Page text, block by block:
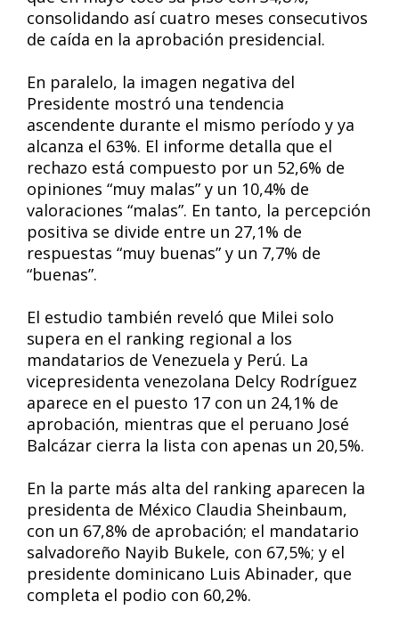
consolidando así cuatro meses consecutivos
de caída en la aprobación presidencial.
En paralelo, la imagen negativa del
Presidente mostró una tendencia
ascendente durante el mismo período y ya
alcanza el 63%. El informe detalla que el
rechazo está compuesto por un 52,6% de
opiniones “muy malas” y un 10,4% de
valoraciones “malas”. En tanto, la percepción
positiva se divide entre un 27,1% de
respuestas “muy buenas” y un 7,7% de
“buenas”.
El estudio también reveló que Milei solo
supera en el ranking regional a los
mandatarios de Venezuela y Perú. La
vicepresidenta venezolana Delcy Rodríguez
aparece en el puesto 17 con un 24,1% de
aprobación, mientras que el peruano José
Balcázar cierra la lista con apenas un 20,5%.
En la parte más alta del ranking aparecen la
presidenta de México Claudia Sheinbaum,
con un 67,8% de aprobación; el mandatario
salvadoreño Nayib Bukele, con 67,5%; y el
presidente dominicano Luis Abinader, que
completa el podio con 60,2%.